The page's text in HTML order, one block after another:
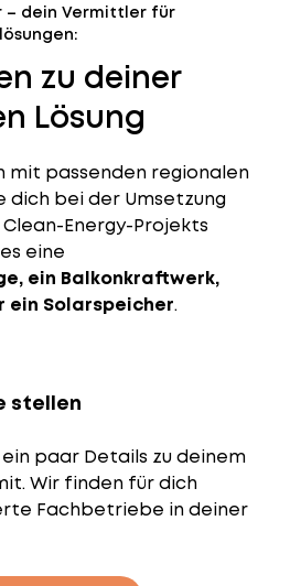
– dein Vermittler für
zu deiner
Lösung
mit passenden regionalen
dich bei der Umsetzung
Energy-Projekts
eine
ein Balkonkraftwerk,
ein Solarspeicher.
stellen
ein paar Details zu deinem
Wir finden für dich
Fachbetriebe in deiner